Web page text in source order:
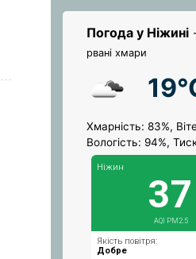
Погода у Ніжині
рвані хмари
Хмарність: 83%,
Вологість: 94%,